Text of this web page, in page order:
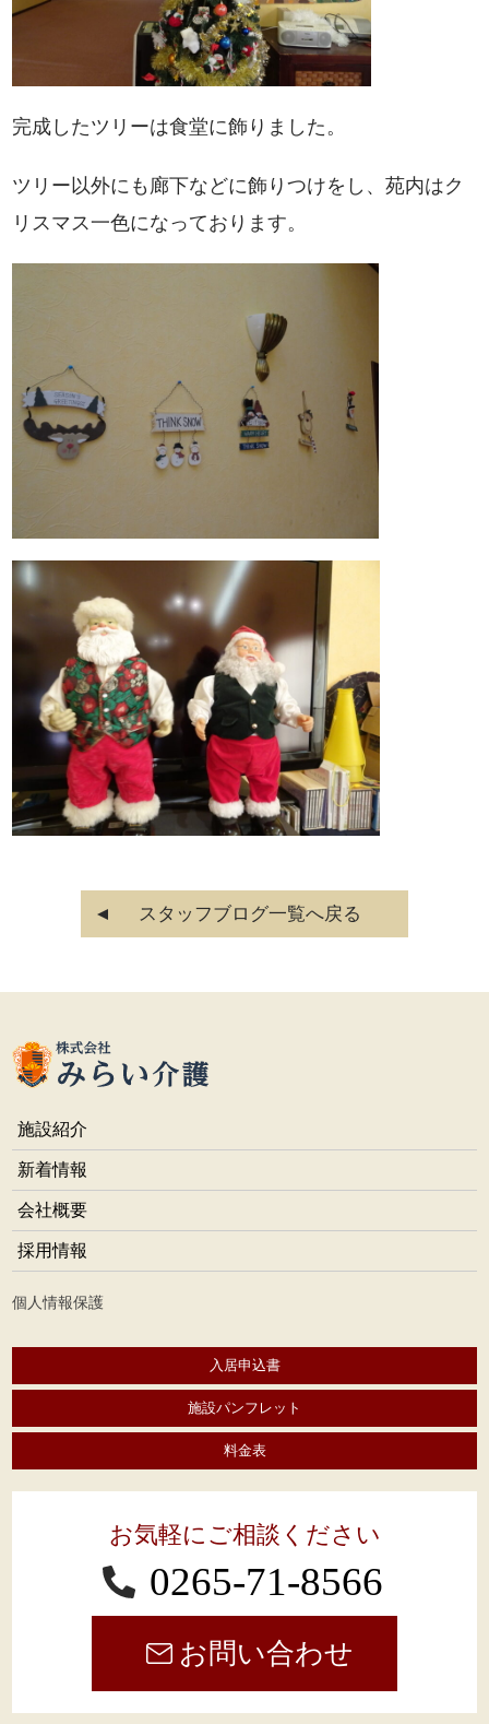
完成したツリーは食堂に飾りました。
ツリー以外にも廊下などに飾りつけをし、苑内はク
リスマス一色になっております。
スタッフブログ一覧へ戻る
施設紹介
新着情報
会社概要
採用情報
個人情報保護
入居申込書
施設パンフレット
料金表
お気軽にご相談ください
0265-71-8566
お問い合わせ